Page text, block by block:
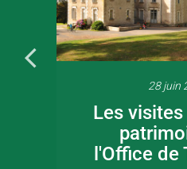
28 juin
Les
l'Office de